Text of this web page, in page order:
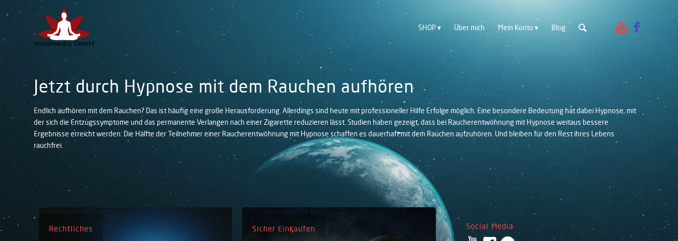
SHOP Über mich Mein Konto Blog
Jetzt durch Hypnose mit dem Rauchen aufhören
Endlich aufhören mit dem Rauchen? Das ist häufig eine große Herausforderung. Allerdings sind heute mit professioneller Hilfe Erfolge möglich. Eine besondere Bedeutung hat dabei Hypnose, mit
der sich die Entzugssymptome und das permanente Verlangen nach einer Zigarette reduzieren lässt. Studien haben gezeigt, dass bei Raucherentwöhnung mit Hypnose weitaus bessere
Ergebnisse erreicht werden: Die Hälfte der Teilnehmer einer Raucherentwöhnung mit Hypnose schaffen es dauerhaft mit dem Rauchen aufzuhören. Und bleiben für den Rest ihres Lebens
rauchfrei.
Rechtliches Sicher Einkaufen Social Media